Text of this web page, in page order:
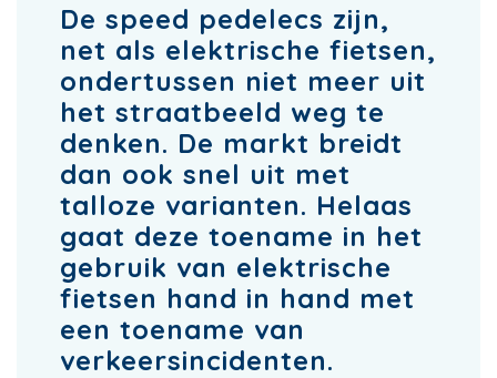
De speed pedelecs zijn,
net als elektrische fietsen,
ondertussen niet meer uit
het straatbeeld weg te
denken. De markt breidt
dan ook snel uit met
talloze varianten. Helaas
gaat deze toename in het
gebruik van elektrische
fietsen hand in hand met
een toename van
verkeersincidenten.